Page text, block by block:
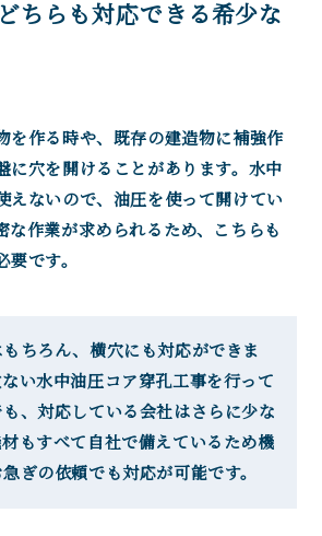
ちらも対応できる希少な
を作る時や、既存の建造物に補強作
に穴を開けることがあります。水中
えないので、油圧を使って開けてい
な作業が求められるため、こちらも
要です。
ちろん、横穴にも対応ができま
い水中油圧コア穿孔工事を行って
、対応している会社はさらに少な
材もすべて自社で備えているため機
ぎの依頼でも対応が可能です。